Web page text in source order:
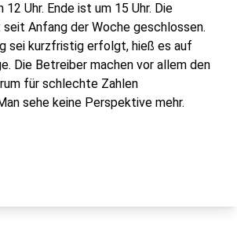
Uhr. Ende ist um 15 Uhr. Die
seit Anfang der Woche geschlossen.
sei kurzfristig erfolgt, hieß es auf
Die Betreiber machen vor allem den
für schlechte Zahlen
sehe keine Perspektive mehr.